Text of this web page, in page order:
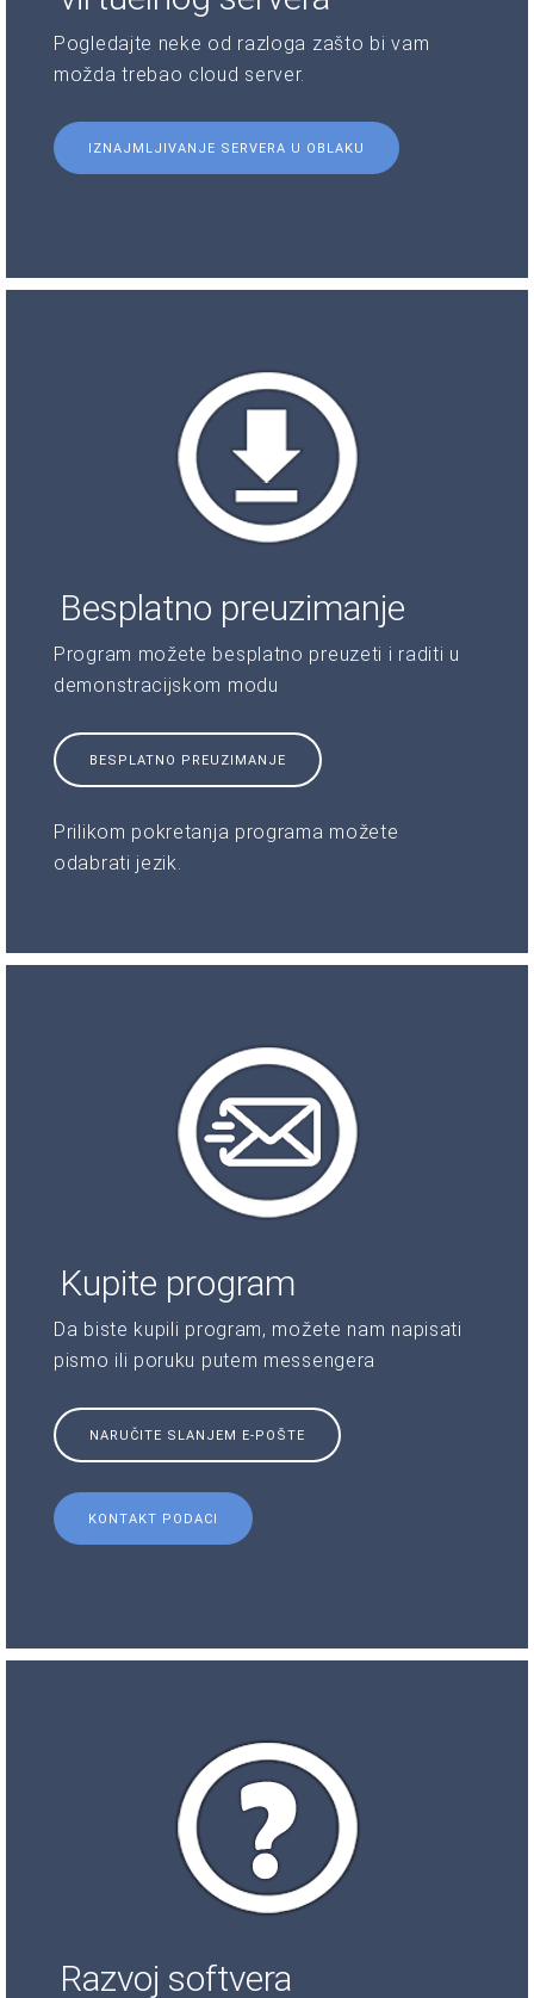
Pogledajte neke od razloga zašto bi vam
možda trebao cloud server.
IZNAJMLJIVANJE SERVERA U OBLAKU
Besplatno preuzimanje
Program možete besplatno preuzeti i raditi u
demonstracijskom modu
BESPLATNO PREUZIMANJE
Prilikom pokretanja programa možete
odabrati jezik.
Kupite program
Da biste kupili program, možete nam napisati
pismo ili poruku putem messengera
NARUČITE SLANJEM E-POŠTE
KONTAKT PODACI
Razvoj softvera